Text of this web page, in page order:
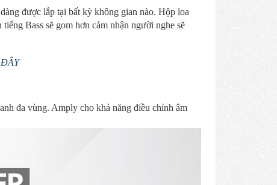
được lắp tại bất kỳ không gian nào. Hộp loa
Bass sẽ gom hơn cảm nhận người nghe sẽ
đa vùng. Amply cho khả năng điều chỉnh âm